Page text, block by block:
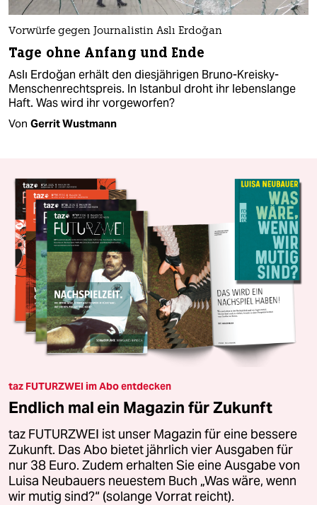
Vorwürfe gegen Journalistin Aslı Erdoğan
Tage ohne Anfang und Ende
Aslı Erdoğan erhält den diesjährigen Bruno-Kreisky-
Menschenrechtspreis. In Istanbul droht ihr lebenslange
Haft. Was wird ihr vorgeworfen?
Von Gerrit Wustmann
taz FUTURZWEI im Abo entdecken
Endlich mal ein Magazin für Zukunft
taz FUTURZWEI ist unser Magazin für eine bessere
Zukunft. Das Abo bietet jährlich vier Ausgaben für
nur 38 Euro. Zudem erhalten Sie eine Ausgabe von
Luisa Neubauers neuestem Buch „Was wäre, wenn
wir mutig sind?“ (solange Vorrat reicht).